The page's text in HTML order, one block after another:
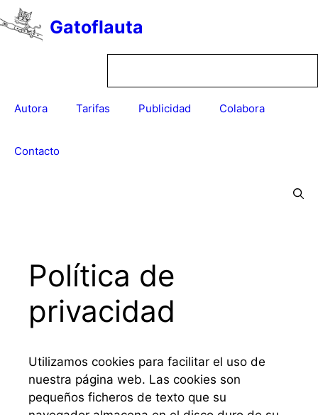
Saltar
al
contenido
Gatoflauta
Autora Tarifas Publicidad Colabora
Contacto
Política de
privacidad
Utilizamos cookies para facilitar el uso de
nuestra página web. Las cookies son
pequeños ficheros de texto que su